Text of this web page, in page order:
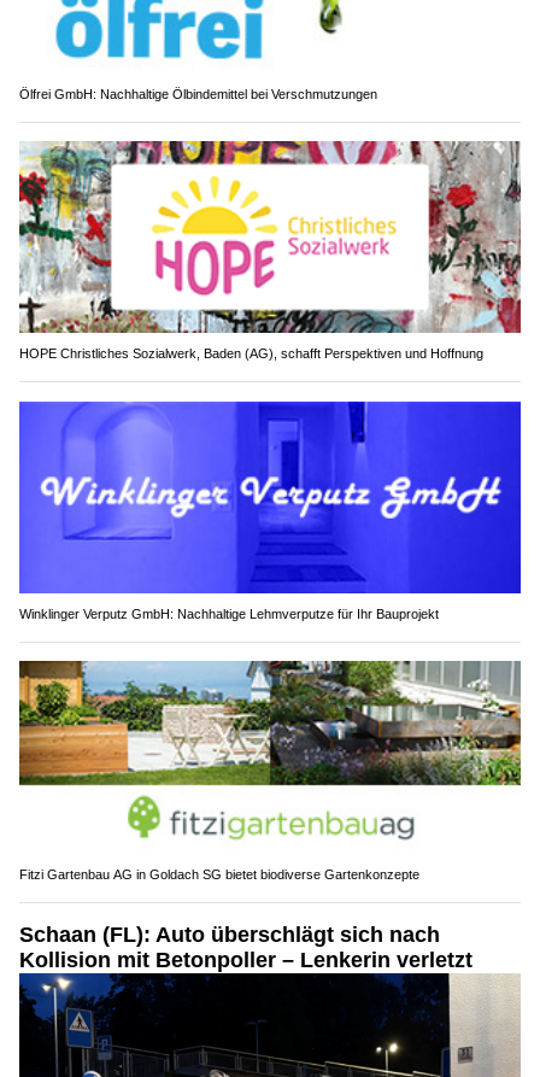
Ölfrei GmbH: Nachhaltige Ölbindemittel bei Verschmutzungen
HOPE Christliches Sozialwerk, Baden (AG), schafft Perspektiven und Hoffnung
Winklinger Verputz GmbH: Nachhaltige Lehmverputze für Ihr Bauprojekt
Fitzi Gartenbau AG in Goldach SG bietet biodiverse Gartenkonzepte
Schaan (FL): Auto überschlägt sich nach
Kollision mit Betonpoller – Lenkerin verletzt